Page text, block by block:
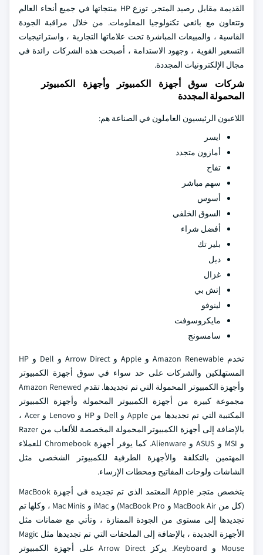
القديمة مقابل رصيد المتجر. توزع HP منتجاتها في جميع أنحاء العالم
وتتعاون مع بائعي تكنولوجيا المعلومات. من خلال مراقبة الجودة
القاسية ، والمبيعات المباشرة تحت علاماتها التجارية ، واستراتيجيات
التسعير القوية ، وجهود الاستدامة ، أصبحت هذه الشركات رائدة في
مجال الإلكترونيات المجددة.
شركات سوق أجهزة الكمبيوتر وأجهزة الكمبيوتر
المحمولة المجددة
اللاعبون الرئيسيون العاملون في الصناعة هم:
ايسر
أمازون متجدد
تفاح
سهم مباشر
أسوس
السوق الخلفي
أفضل شراء
بلير تك
ديل
غزال
إتش بي
لينوفو
مايكروسوفت
سامسونج
تخدم Amazon Renewable و Apple و Arrow Direct و Dell و HP
المستهلكين والشركات على حد سواء في سوق أجهزة الكمبيوتر
وأجهزة الكمبيوتر المحمولة التي تم تجديدها. تقدم Amazon Renewed
مجموعة كبيرة من أجهزة الكمبيوتر المحمولة وأجهزة الكمبيوتر
المكتبية التي تم تجديدها من Apple و Dell و HP و Lenovo و Acer ،
بالإضافة إلى أجهزة الكمبيوتر المحمولة المخصصة للألعاب من Razer
و MSI و ASUS و Alienware. كما يوفر أجهزة Chromebook للعملاء
المهتمين بالتكلفة والأجهزة الطرفية للكمبيوتر الشخصي مثل
الشاشات ولوحات المفاتيح ومحطات الإرساء.
يتخصص متجر Apple المعتمد الذي تم تجديده في أجهزة MacBook
(كل من MacBook Air و MacBook Pro) و iMac و Mac Minis ، وكلها تم
تجديدها إلى مستوى من الجودة الممتازة ، وتأتي مع ضمانات مثل
الأجهزة الجديدة ، بالإضافة إلى الملحقات التي تم تجديدها مثل Magic
Mouse و Keyboard. يركز Arrow Direct على أجهزة الكمبيوتر